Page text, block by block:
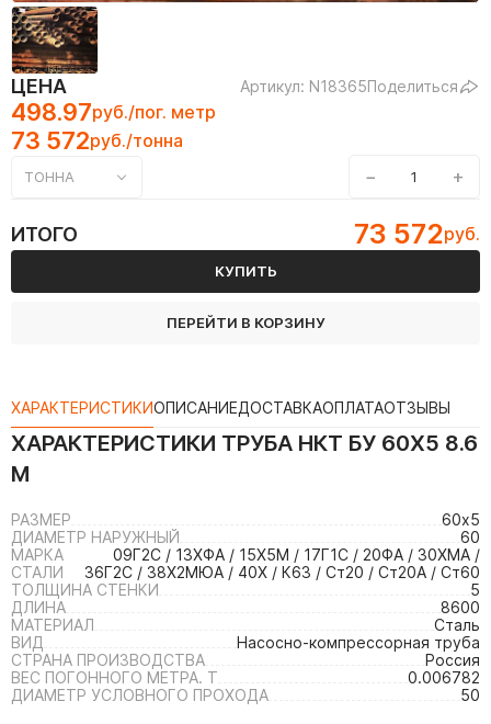
ЦЕНА Артикул: N18365Поделиться
498.97руб./пог. метр
73 572руб./тонна
ТОННА − +
ИТОГО 73 572руб.
КУПИТЬ
ПЕРЕЙТИ В КОРЗИНУ
ХАРАКТЕРИСТИКИОПИСАНИЕДОСТАВКАОПЛАТАОТЗЫВЫ
ХАРАКТЕРИСТИКИ ТРУБА НКТ БУ 60Х5 8.6
М
РАЗМЕР
60х5
ДИАМЕТР НАРУЖНЫЙ
60
МАРКА
СТАЛИ
09Г2С / 13ХФА / 15Х5М / 17Г1С / 20ФА / 30ХМА /
36Г2С / 38Х2МЮА / 40Х / К63 / Ст20 / Ст20А / Ст60
ТОЛЩИНА СТЕНКИ
5
ДЛИНА
8600
МАТЕРИАЛ
Сталь
ВИД
Насосно-компрессорная труба
СТРАНА ПРОИЗВОДСТВА
Россия
ВЕС ПОГОННОГО МЕТРА. Т
0.006782
ДИАМЕТР УСЛОВНОГО ПРОХОДА
50